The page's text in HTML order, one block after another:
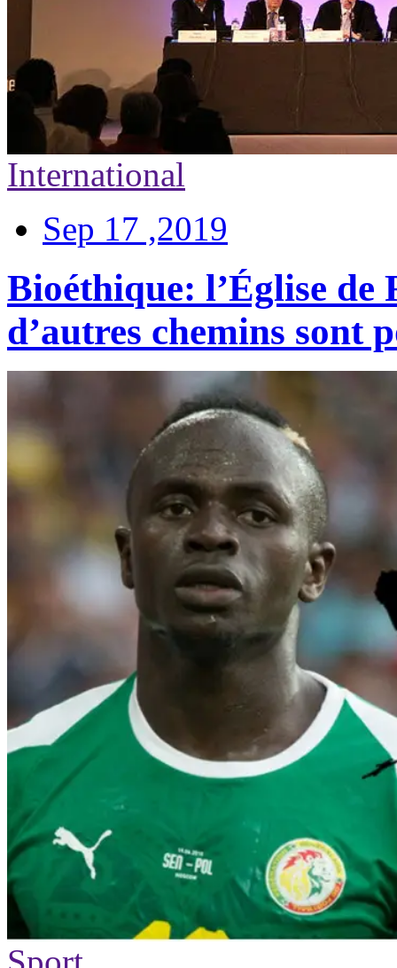
International
Sep 17 ,2019
Bioéthique: l’Église de
d’autres chemins sont